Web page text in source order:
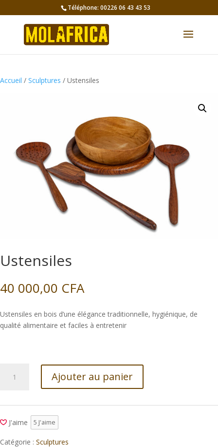
Téléphone: 00226 06 43 43 53
Accueil / Sculptures / Ustensiles
Ustensiles
40 000,00 CFA
Ustensiles en bois d’une élégance traditionnelle, hygiénique, de
qualité alimentaire et faciles à entretenir
Ajouter au panier
J'aime 5 J'aime
Catégorie : Sculptures